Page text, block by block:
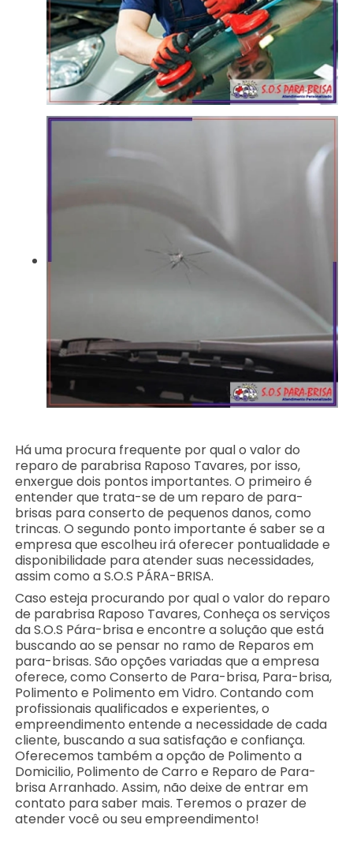
Há uma procura frequente por qual o valor do
reparo de parabrisa Raposo Tavares, por isso,
enxergue dois pontos importantes. O primeiro é
entender que trata-se de um reparo de para-
brisas para conserto de pequenos danos, como
trincas. O segundo ponto importante é saber se a
empresa que escolheu irá oferecer pontualidade e
disponibilidade para atender suas necessidades,
assim como a S.O.S PÁRA-BRISA.
Caso esteja procurando por qual o valor do reparo
de parabrisa Raposo Tavares, Conheça os serviços
da S.O.S Pára-brisa e encontre a solução que está
buscando ao se pensar no ramo de Reparos em
para-brisas. São opções variadas que a empresa
oferece, como Conserto de Para-brisa, Para-brisa,
Polimento e Polimento em Vidro. Contando com
profissionais qualificados e experientes, o
empreendimento entende a necessidade de cada
cliente, buscando a sua satisfação e confiança.
Oferecemos também a opção de Polimento a
Domicilio, Polimento de Carro e Reparo de Para-
brisa Arranhado. Assim, não deixe de entrar em
contato para saber mais. Teremos o prazer de
atender você ou seu empreendimento!